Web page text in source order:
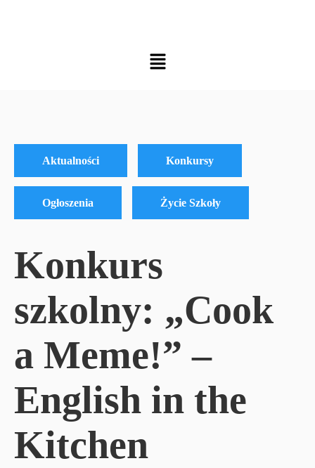
Aktualności Konkursy
Ogłoszenia Życie Szkoły
Konkurs
szkolny: „Cook
a Meme!” –
English in the
Kitchen